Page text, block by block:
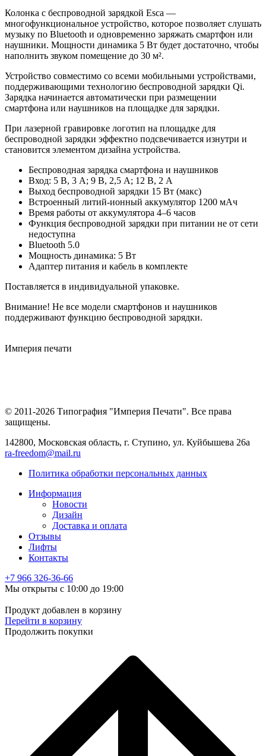
Колонка c беспроводной зарядкой Esca —
многофункциональное устройство, которое позволяет слушать
музыку по Bluetooth и одновременно заряжать смартфон или
наушники. Мощности динамика 5 Вт будет достаточно, чтобы
наполнить звуком помещение до 30 м².
Устройство совместимо со всеми мобильными устройствами,
поддерживающими технологию беспроводной зарядки Qi.
Зарядка начинается автоматически при размещении
смартфона или наушников на площадке для зарядки.
При лазерной гравировке логотип на площадке для
беспроводной зарядки эффектно подсвечивается изнутри и
становится элементом дизайна устройства.
Беспроводная зарядка смартфона и наушников
Вход: 5 В, 3 A; 9 В, 2,5 A; 12 В, 2 A
Выход беспроводной зарядки 15 Вт (макс)
Встроенный литий-ионный аккумулятор 1200 мАч
Время работы от аккумулятора 4–6 часов
Функция беспроводной зарядки при питании не от сети
недоступна
Bluetooth 5.0
Мощность динамика: 5 Вт
Адаптер питания и кабель в комплекте
Поставляется в индивидуальной упаковке.
Внимание! Не все модели смартфонов и наушников
поддерживают функцию беспроводной зарядки.
Империя печати
© 2011-2026 Типография "Империя Печати". Все права
защищены.
142800, Московская область, г. Ступино, ул. Куйбышева 26а
ra-freedom@mail.ru
Политика обработки персональных данных
Информация
Новости
Дизайн
Доставка и оплата
Отзывы
Лифты
Контакты
+7 966 326-36-66
Мы открыты с 10:00 до 19:00
Продукт добавлен в корзину
Перейти в корзину
Продолжить покупки